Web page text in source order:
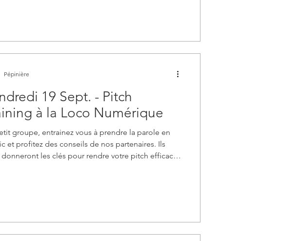
19 Sept. - Pitch
à la Loco Numérique
groupe, entrainez vous à prendre la parole en
et profitez des conseils de nos partenaires. Ils
donneront les clés pour rendre votre pitch efficace
Pépinière